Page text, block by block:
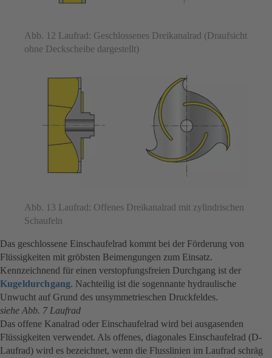
Abb. 12 Laufrad: Geschlossenes Dreikanalrad (Draufsicht
ohne Deckscheibe dargestellt)
Abb. 13 Laufrad: Offenes Dreikanalrad mit zylindrischen
Schaufeln
Das geschlossene Einschaufelrad kommt bei der Förderung von
Flüssigkeiten mit gröbsten Beimengungen zum Einsatz.
Kennzeichnend für einen verstopfungsfreien Durchgang ist der
Kugeldurchgang. Nachteilig ist die sogennante hydraulische
Unwucht auf Grund des unsymmetrieschen Druckfeldes.
siehe Abb. 7 Laufrad
Das offene Kanalrad oder Einschaufelrad wird bei ausgasenden
Flüssigkeiten verwendet. Als offenes, diagonales Einschaufelrad (D-
Laufrad) wird es bezeichnet, wenn die Flusslinien im Laufrad schräg